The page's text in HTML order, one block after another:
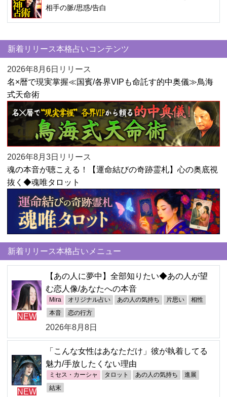
相手の脈/思惑/告白
新着リリース本格占いコンテンツ
2026年8月6日リリース
名×暦で現実掌握≪国賓/各界VIPも命託す的中奥儀≫鳥海
式天命術
2026年8月3日リリース
魂の本音が聴こえる！【運命結びの奇跡霊札】心の奥底視
抜く◆魂唯タロット
新着リリース本格占いメニュー
NEW
【あの人に夢中】全部知りたい◆あの人が望
む恋人像/あなたへの本音
Mira オリジナル占い あの人の気持ち 片思い 相性
本音 恋の行方
2026年8月8日
NEW
「こんな女性はあなただけ」彼が執着してる
魅力/手放したくない理由
ミセス・カーシャ タロット あの人の気持ち 進展
結末